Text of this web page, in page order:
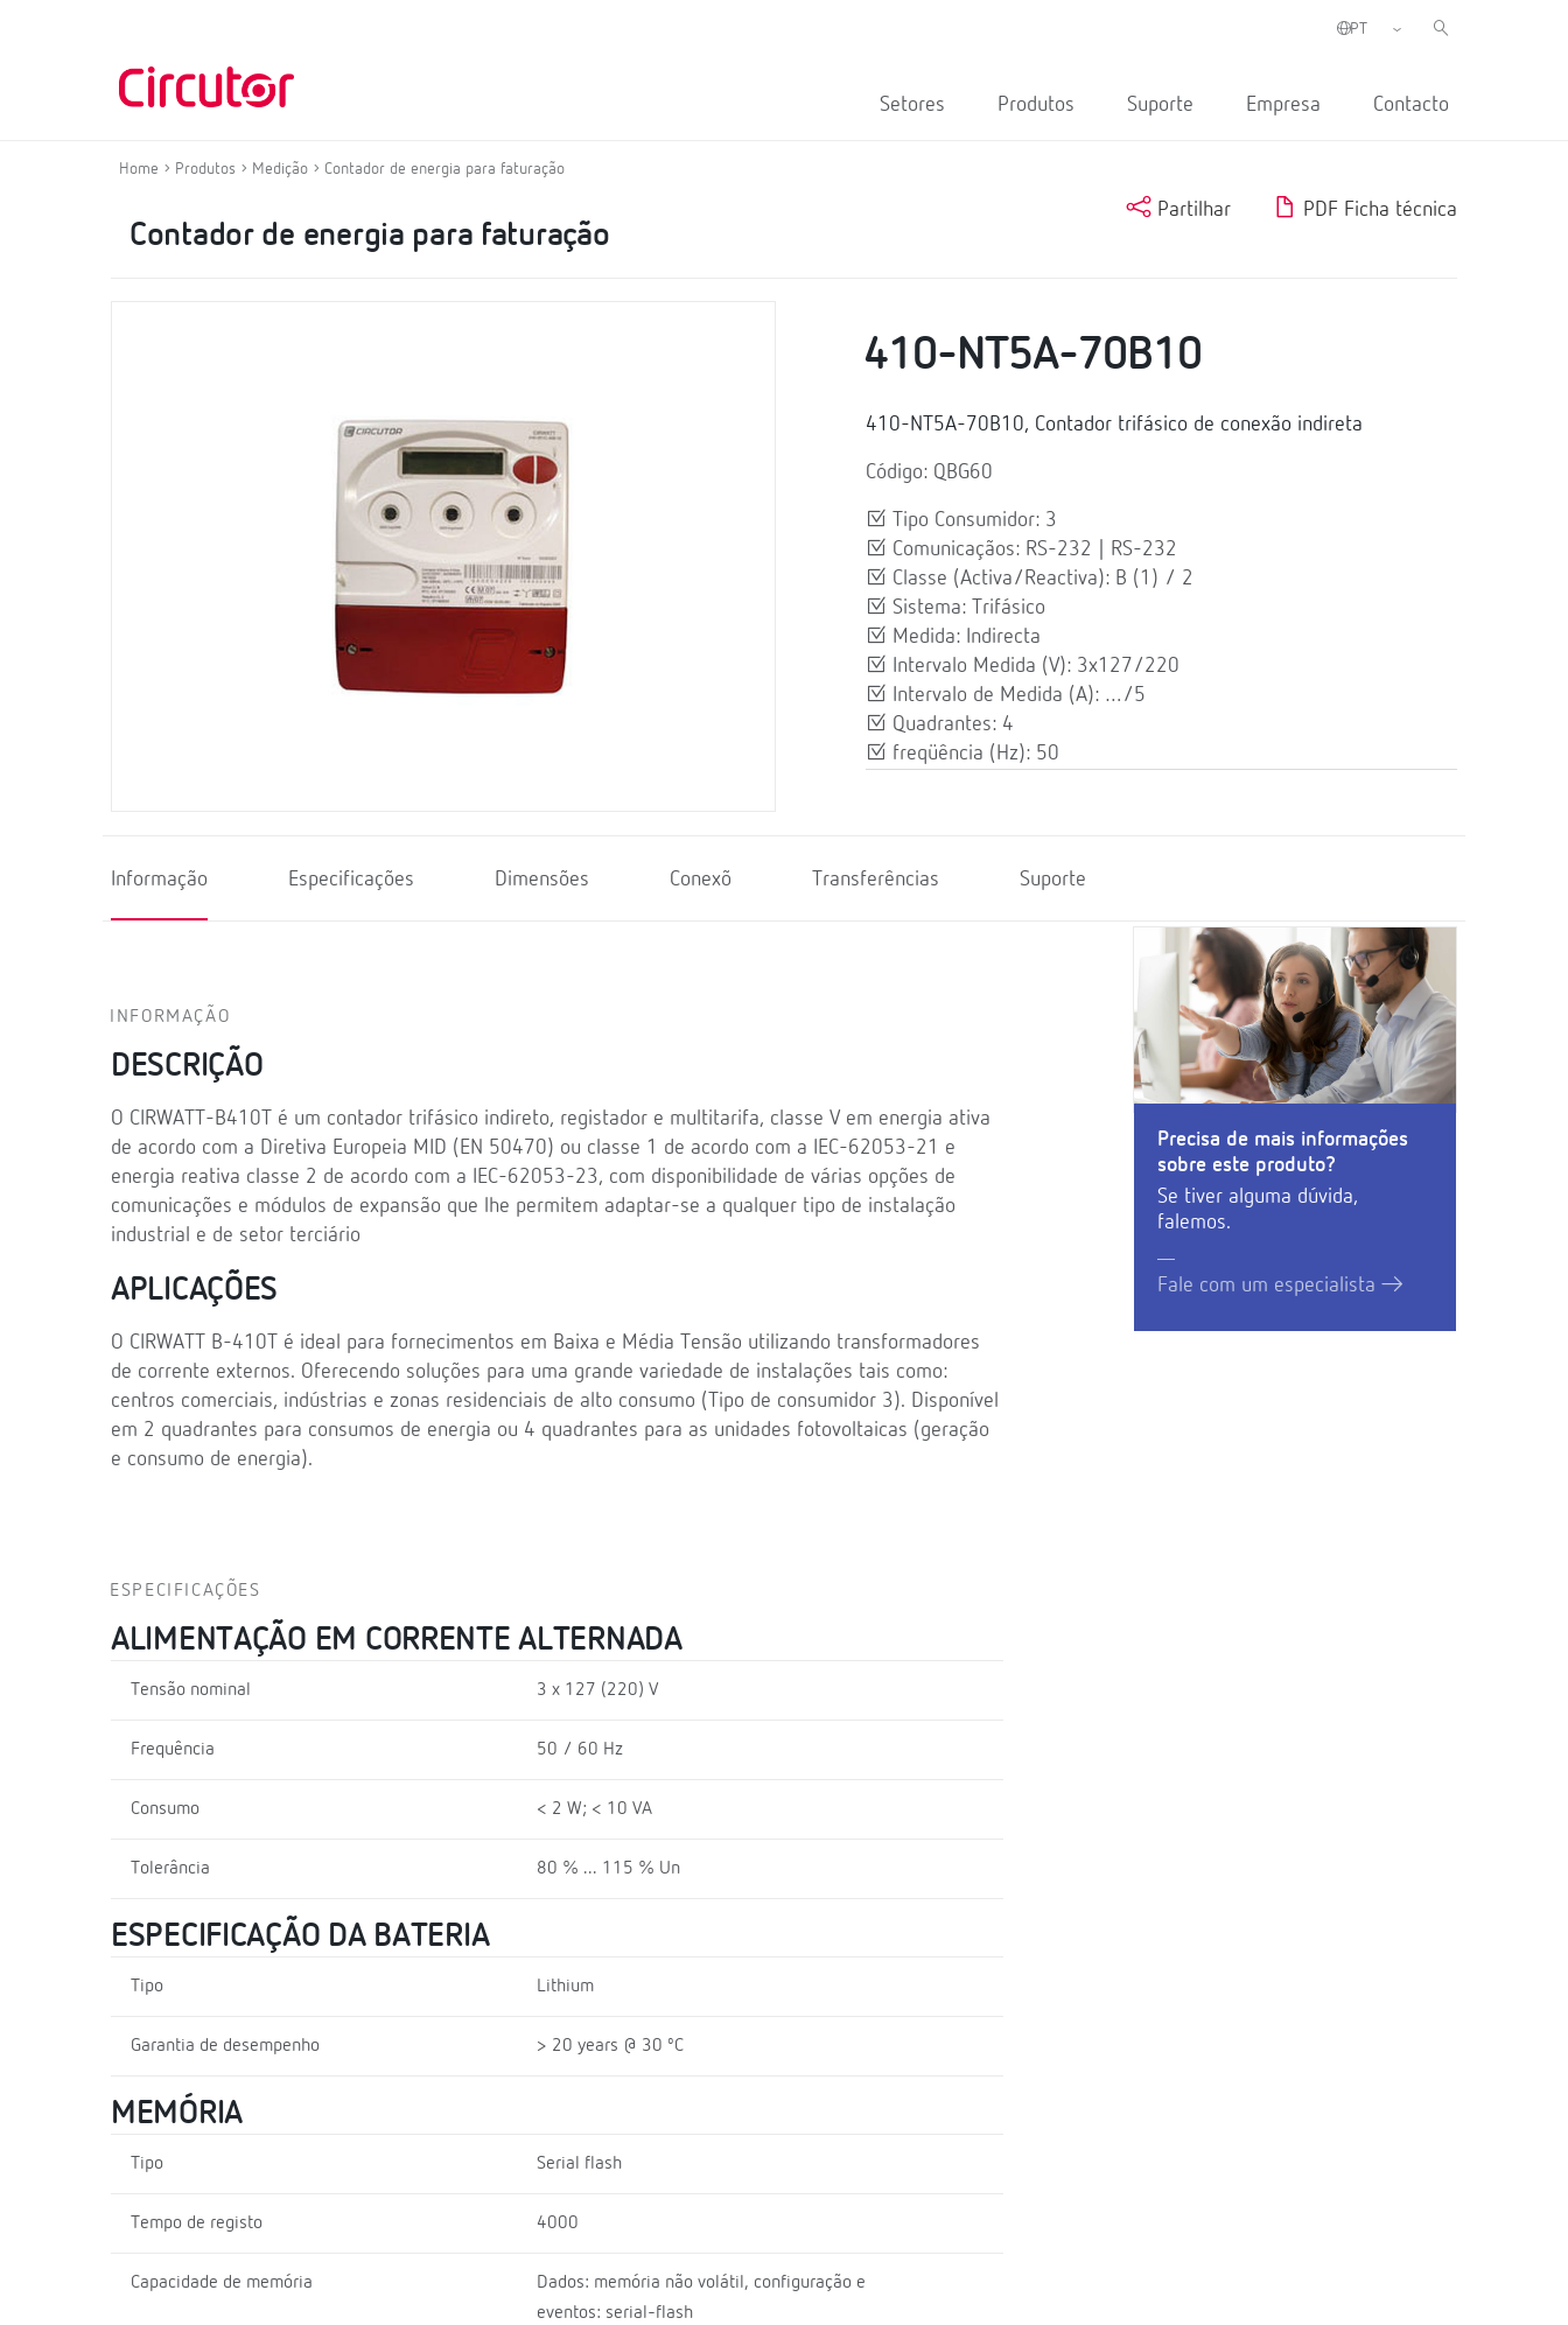
Setores Produtos Suporte Empresa Contacto
Home Produtos Medição Contador de energia para faturação
Contador de energia para faturação
Partilhar PDF Ficha técnica
410-NT5A-70B10
410-NT5A-70B10, Contador trifásico de conexão indireta
Código: QBG60
Tipo Consumidor: 3
Comunicaçãos: RS-232 | RS-232
Classe (Activa/Reactiva): B (1) / 2
Sistema: Trifásico
Medida: Indirecta
Intervalo Medida (V): 3x127/220
Intervalo de Medida (A): …/5
Quadrantes: 4
freqüência (Hz): 50
Informação Especificações Dimensões Conexõ Transferências Suporte
INFORMAÇÃO
DESCRIÇÃO
O CIRWATT-B410T é um contador trifásico indireto, registador e multitarifa, classe V em energia ativa
de acordo com a Diretiva Europeia MID (EN 50470) ou classe 1 de acordo com a IEC-62053-21 e
energia reativa classe 2 de acordo com a IEC-62053-23, com disponibilidade de várias opções de
comunicações e módulos de expansão que lhe permitem adaptar-se a qualquer tipo de instalação
industrial e de setor terciário
APLICAÇÕES
O CIRWATT B-410T é ideal para fornecimentos em Baixa e Média Tensão utilizando transformadores
de corrente externos. Oferecendo soluções para uma grande variedade de instalações tais como:
centros comerciais, indústrias e zonas residenciais de alto consumo (Tipo de consumidor 3). Disponível
em 2 quadrantes para consumos de energia ou 4 quadrantes para as unidades fotovoltaicas (geração
e consumo de energia).
Precisa de mais informações
sobre este produto?
Se tiver alguma dúvida,
falemos.
Fale com um especialista
ESPECIFICAÇÕES
ALIMENTAÇÃO EM CORRENTE ALTERNADA
Tensão nominal 3 x 127 (220) V
Frequência 50 / 60 Hz
Consumo < 2 W; < 10 VA
Tolerância 80 % ... 115 % Un
ESPECIFICAÇÃO DA BATERIA
Tipo Lithium
Garantia de desempenho > 20 years @ 30 ºC
MEMÓRIA
Tipo Serial flash
Tempo de registo 4000
Capacidade de memória
Dados: memória não volátil, configuração e
eventos: serial-flash